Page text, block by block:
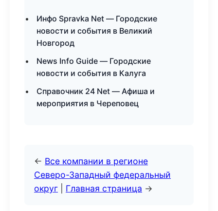
Инфо Spravka Net — Городские
новости и события в Великий
Новгород
News Info Guide — Городские
новости и события в Калуга
Справочник 24 Net — Афиша и
мероприятия в Череповец
← Все компании в регионе
Северо-Западный федеральный
округ
Главная страница →